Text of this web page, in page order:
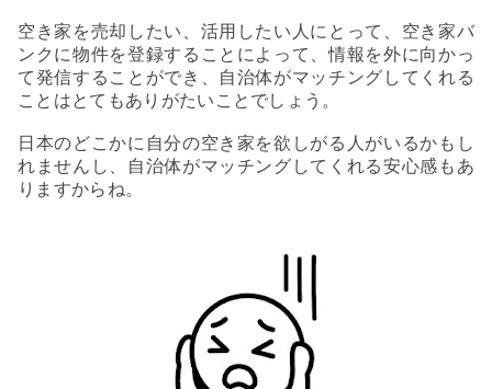
空き家を売却したい、活用したい人にとって、空き家バ
ンクに物件を登録することによって、情報を外に向かっ
て発信することができ、自治体がマッチングしてくれる
ことはとてもありがたいことでしょう。
日本のどこかに自分の空き家を欲しがる人がいるかもし
れませんし、自治体がマッチングしてくれる安心感もあ
りますからね。